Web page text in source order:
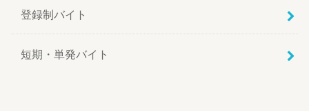
登録制バイト
短期・単発バイト